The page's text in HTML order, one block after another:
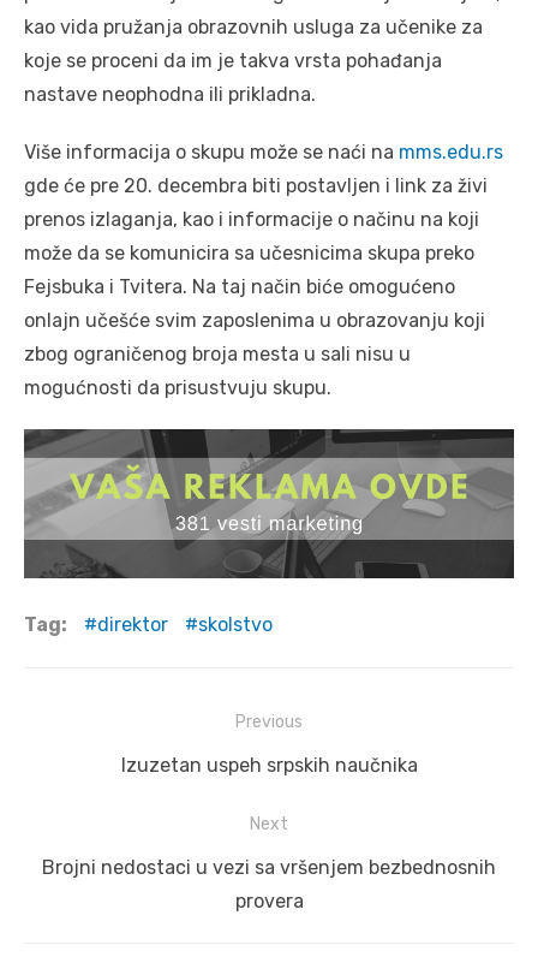
kao vida pružanja obrazovnih usluga za učenike za
koje se proceni da im je takva vrsta pohađanja
nastave neophodna ili prikladna.
Više informacija o skupu može se naći na mms.edu.rs
gde će pre 20. decembra biti postavljen i link za živi
prenos izlaganja, kao i informacije o načinu na koji
može da se komunicira sa učesnicima skupa preko
Fejsbuka i Tvitera. Na taj način biće omogućeno
onlajn učešće svim zaposlenima u obrazovanju koji
zbog ograničenog broja mesta u sali nisu u
mogućnosti da prisustvuju skupu.
Tag: direktor skolstvo
navigation
Previous
Previous
Izuzetan uspeh srpskih naučnika
Next
Next
Brojni nedostaci u vezi sa vršenjem bezbednosnih
provera